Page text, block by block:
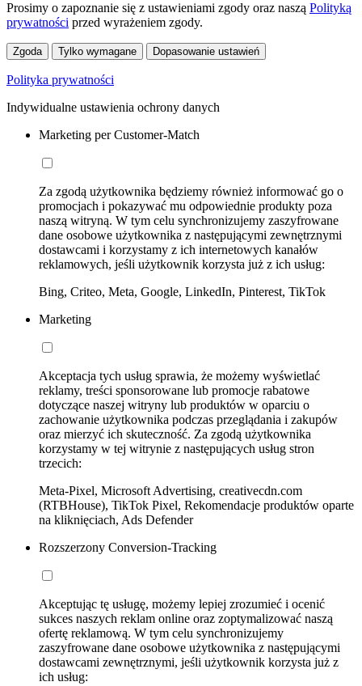
Prosimy o zapoznanie się z ustawieniami zgody oraz naszą Polityką
prywatności przed wyrażeniem zgody.
Zgoda Tylko wymagane Dopasowanie ustawień
Polityka prywatności
Indywidualne ustawienia ochrony danych
Marketing per Customer-Match
Za zgodą użytkownika będziemy również informować go o
promocjach i pokazywać mu odpowiednie produkty poza
naszą witryną. W tym celu synchronizujemy zaszyfrowane
dane osobowe użytkownika z następującymi zewnętrznymi
dostawcami i korzystamy z ich internetowych kanałów
reklamowych, jeśli użytkownik korzysta już z ich usług:
Bing, Criteo, Meta, Google, LinkedIn, Pinterest, TikTok
Marketing
Akceptacja tych usług sprawia, że możemy wyświetlać
reklamy, treści sponsorowane lub promocje rabatowe
dotyczące naszej witryny lub produktów w oparciu o
zachowanie użytkownika podczas przeglądania i zakupów
oraz mierzyć ich skuteczność. Za zgodą użytkownika
korzystamy w tej witrynie z następujących usług stron
trzecich:
Meta-Pixel, Microsoft Advertising, creativecdn.com
(RTBHouse), TikTok Pixel, Rekomendacje produktów oparte
na kliknięciach, Ads Defender
Rozszerzony Conversion-Tracking
Akceptując tę usługę, możemy lepiej zrozumieć i ocenić
sukces naszych reklam online oraz zoptymalizować naszą
ofertę reklamową. W tym celu synchronizujemy
zaszyfrowane dane osobowe użytkownika z następującymi
dostawcami zewnętrznymi, jeśli użytkownik korzysta już z
ich usług: